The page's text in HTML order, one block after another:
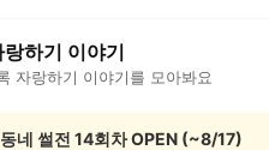
하기 이야기
자랑하기 이야기를 모아봐요
네 썰전 14회차 OPEN (~8/17)